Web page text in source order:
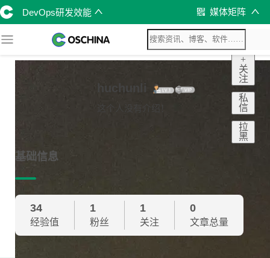
DevOps研发效能 媒体矩阵
huchunli
这个人没有介绍！
+
关
注
私
信
拉
黑
基础信息
34
经验值
1
粉丝
1
关注
0
文章总量